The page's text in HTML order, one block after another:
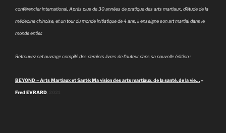
conférencier international. Après plus de 30 années de pratique des arts martiaux, d’étude de la
médecine chinoise, et un tour du monde initiatique de 4 ans, il enseigne son art martial dans le
monde entier.
Retrouvez cet ouvrage compilé des derniers livres de l’auteur dans sa nouvelle édition :
BEYOND – Arts Martiaux et Santé: Ma vision des arts martiaux, de la santé, de la vie…–
Fred EVRARD